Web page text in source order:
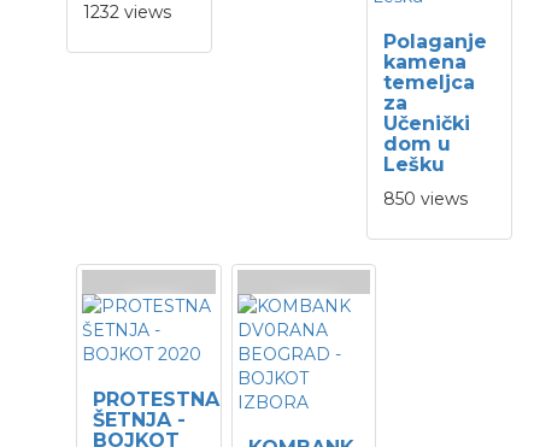
1232 views
Polaganje
kamena
temeljca
za
Učenički
dom u
Lešku
850 views
PROTESTNA
ŠETNJA -
BOJKOT